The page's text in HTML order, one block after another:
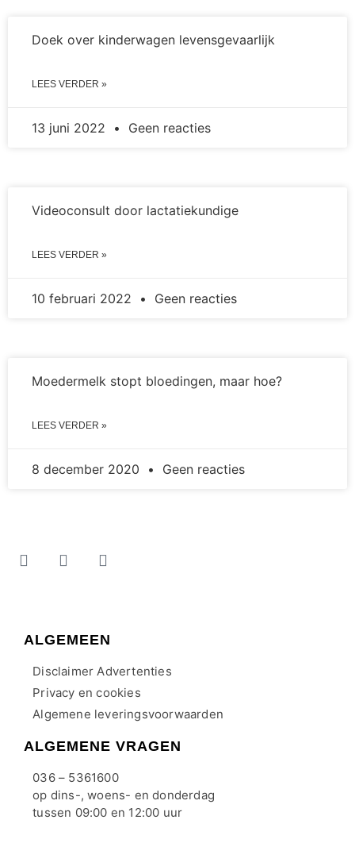
Doek over kinderwagen levensgevaarlijk
LEES VERDER »
13 juni 2022 Geen reacties
Videoconsult door lactatiekundige
LEES VERDER »
10 februari 2022 Geen reacties
Moedermelk stopt bloedingen, maar hoe?
LEES VERDER »
8 december 2020 Geen reacties
ALGEMEEN
Disclaimer Advertenties
Privacy en cookies
Algemene leveringsvoorwaarden
ALGEMENE VRAGEN
036 – 5361600
op dins-, woens- en donderdag
tussen 09:00 en 12:00 uur